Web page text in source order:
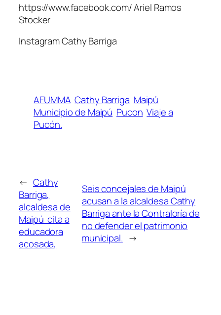
https://www.facebook.com/ Ariel Ramos
Stocker
Instagram Cathy Barriga
AFUMMA Cathy Barriga Maipú
Municipio de Maipú Pucon Viaje a
Pucón.
← Cathy
Barriga,
alcaldesa de
Maipú cita a
educadora
acosada,
Seis concejales de Maipú
acusan a la alcaldesa Cathy
Barriga ante la Contraloría de
no defender el patrimonio
municipal. →